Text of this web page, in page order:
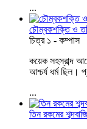
...
চৌম্বকশক্তি ও
চিত্র ১ - কম্পাস
কয়েক সহস্রাব্দ
আশ্চর্য ধর্ম ছিল।
...
তিন রকমের